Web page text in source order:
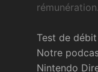
rémunération.
Test de débit
Notre
Nintendo